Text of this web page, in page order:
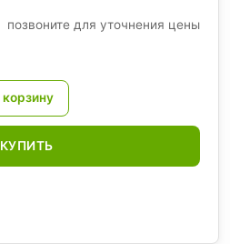
позвоните для уточнения цены
КУПИТЬ